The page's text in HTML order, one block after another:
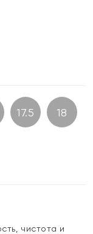
17.5 18
чистота и